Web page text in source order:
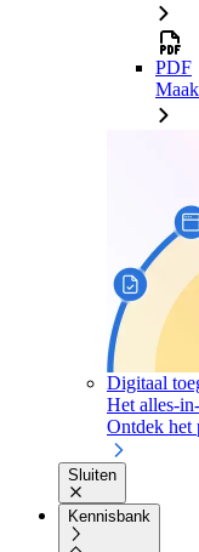
PDF
Digitaal
Het alles-
Ontdek het
Sluiten
Kennisbank